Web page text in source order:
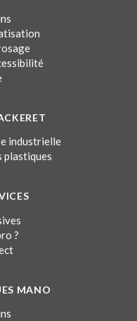
industrielle
plastiques
?
MANO